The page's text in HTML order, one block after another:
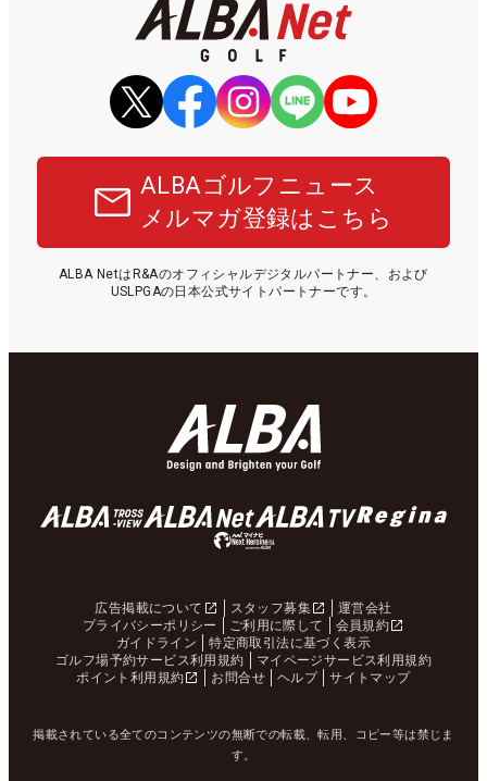
ALBAゴルフニュース
メルマガ登録はこちら
ALBA NetはR&Aのオフィシャルデジタルパートナー、および
USLPGAの日本公式サイトパートナーです。
広告掲載について スタッフ募集
運営会社
プライバシーポリシー
ご利用に際して
会員規約
ガイドライン
特定商取引法に基づく表示
ゴルフ場予約サービス利用規約
マイページサービス利用規約
ポイント利用規約
お問合せ ヘルプ サイトマップ
掲載されている全てのコンテンツの無断での転載、転用、コピー等は禁じま
す。